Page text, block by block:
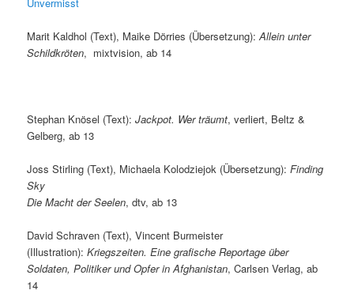
Marit Kaldhol (Text), Maike Dörries (Übersetzung):Allein unter
Schildkröten, mixtvision, ab 14
Stephan Knösel (Text):Jackpot. Wer träumt, verliert, Beltz &
Gelberg, ab 13
Joss Stirling (Text), Michaela Kolodziejok (Übersetzung):Finding
Sky
Die Macht der Seelen, dtv, ab 13
David Schraven (Text), Vincent Burmeister
(Illustration):Kriegszeiten. Eine grafische Reportage über
Soldaten, Politiker und Opfer in Afghanistan, Carlsen Verlag, ab
14